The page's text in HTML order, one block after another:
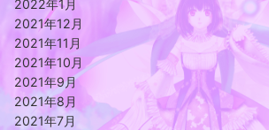
2022年1月
2021年12月
2021年11月
2021年10月
2021年9月
2021年8月
2021年7月